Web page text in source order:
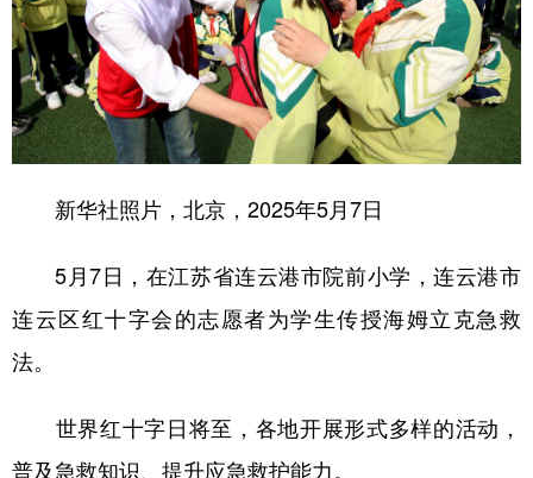
新华社照片，北京，2025年5月7日
5月7日，在江苏省连云港市院前小学，连云港市
连云区红十字会的志愿者为学生传授海姆立克急救
法。
世界红十字日将至，各地开展形式多样的活动，
普及急救知识、提升应急救护能力。